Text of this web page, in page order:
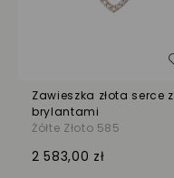
Zawieszka złota serce z
brylantami
Żółte Złoto 585
2 583,00 zł